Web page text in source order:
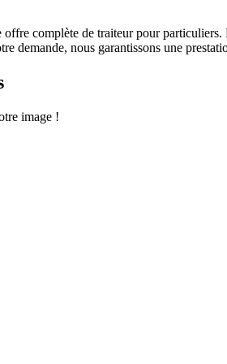
offre complète de traiteur pour
demande, nous garantissons une
image !